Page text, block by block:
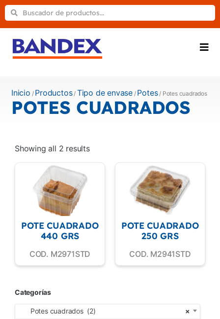
Inicio / Productos/ Tipo de envase / Potes/ Potes cuadrados
POTES CUADRADOS
Categorías
×
Potes cuadrados (2)
Showing all 2 results
POTE CUADRADO
440 GRS
COD. M2971STD
POTE CUADRADO
250 GRS
COD. M2941STD